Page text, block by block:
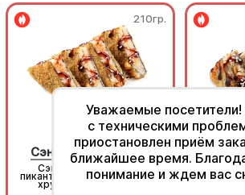
210гр.
22
Сэндвич с лососем
Сэндвич с лососем и
пикантным спайси-соусом в
хрустящей темпуре! спайси-
Уважаемые посетители!
с техническими
приостановлен приём
ближайшее время.
понимание и ждем вас